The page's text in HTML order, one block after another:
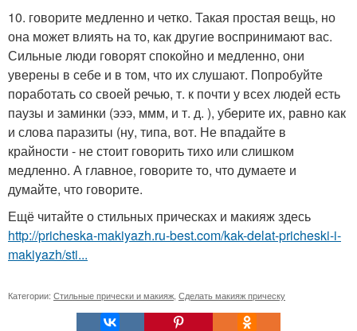
10. говорите медленно и четко. Такая простая вещь, но
она может влиять на то, как другие воспринимают вас.
Сильные люди говорят спокойно и медленно, они
уверены в себе и в том, что их слушают. Попробуйте
поработать со своей речью, т. к почти у всех людей есть
паузы и заминки (эээ, ммм, и т. д. ), уберите их, равно как
и слова паразиты (ну, типа, вот. Не впадайте в
крайности - не стоит говорить тихо или слишком
медленно. А главное, говорите то, что думаете и
думайте, что говорите.
Ещё читайте о стильных прическах и макияж здесь
http://pricheska-makiyazh.ru-best.com/kak-delat-pricheski-i-
makiyazh/sti...
Категории: Стильные прически и макияж Сделать макияж прическу